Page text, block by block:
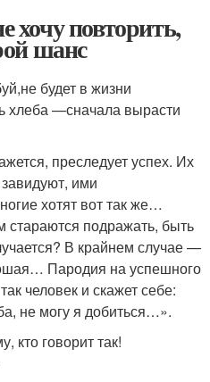
хочу повторить,
шанс
будет в жизни
хлеба —сначала вырасти
преследует успех. Их
ими
хотят вот так же…
подражать, быть
В крайнем случае —
Пародия на успешного
человек и скажет себе:
не могу я добиться…».
кто говорит так!